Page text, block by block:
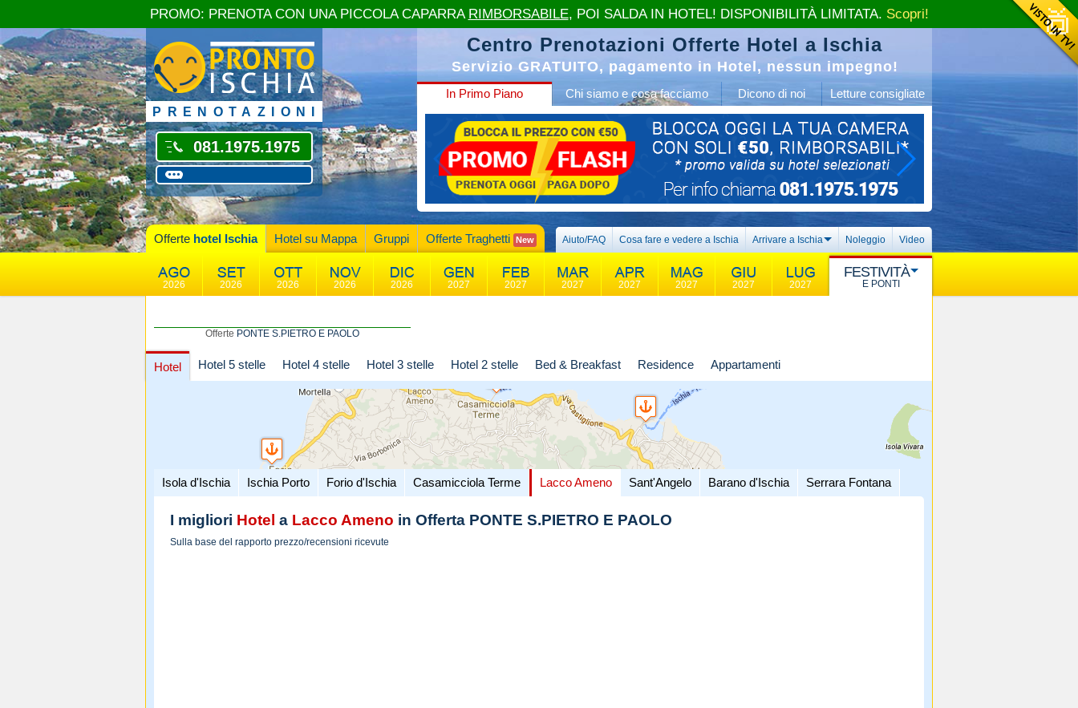
PRENOTAZIONI
081.1975.1975
Centro Prenotazioni Offerte Hotel a Ischia
Servizio GRATUITO, pagamento in Hotel, nessun impegno!
In Primo Piano Chi siamo e cosa facciamo Dicono di noi Letture consigliate
Offerte hotel Ischia Hotel su Mappa Gruppi Offerte Traghetti New Aiuto/FAQ Cosa fare e vedere a Ischia Arrivare a Ischia Noleggio Video
2026 2026 2026 2026 2026 2027 2027 2027 2027 2027 2027 2027
FESTIVITÀ
E PONTI
Offerte PONTE S.PIETRO E PAOLO
Hotel Hotel 5 stelle Hotel 4 stelle Hotel 3 stelle Hotel 2 stelle Bed & Breakfast Residence Appartamenti
Isola d'Ischia Ischia Porto Forio d'Ischia Casamicciola Terme Lacco Ameno Sant'Angelo Barano d'Ischia Serrara Fontana
I migliori Hotel a Lacco Ameno in Offerta PONTE S.PIETRO E PAOLO
Sulla base del rapporto prezzo/recensioni ricevute
PROMO: PRENOTA CON UNA PICCOLA CAPARRA RIMBORSABILE, POI SALDA IN HOTEL! DISPONIBILITÀ LIMITATA. Scopri!